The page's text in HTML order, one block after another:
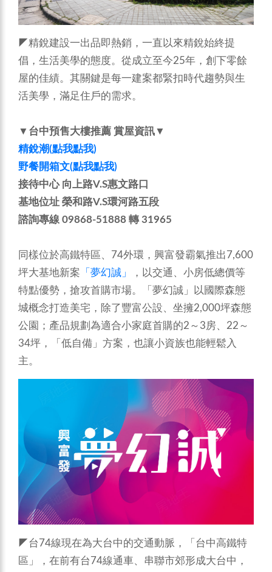
◤精銳建設一出品即熱銷，一直以來精銳始終提
倡，生活美學的態度。從成立至今25年，創下零餘
屋的佳績。其關鍵是每一建案都緊扣時代趨勢與生
活美學，滿足住戶的需求。
▼台中預售大樓推薦 賞屋資訊▼
精銳潮(點我點我)
野餐開箱文(點我點我)
接待中心 向上路V.S惠文路口
基地位址 榮和路V.S環河路五段
諮詢專線 09868-51888 轉 31965
同樣位於高鐵特區、74外環，興富發霸氣推出7,600
坪大基地新案 「夢幻誠」
，以交通、小房低總價等
特點優勢，搶攻首購市場。「夢幻誠」以國際森態
城概念打造美宅，除了豐富公設、坐擁2,000坪森態
公園；產品規劃為適合小家庭首購的2～3房、22～
34坪，「低自備」方案，也讓小資族也能輕鬆入
主。
◤台74線現在為大台中的交通動脈，「台中高鐵特
區」，在前有台74線通車、串聯市郊形成大台中，